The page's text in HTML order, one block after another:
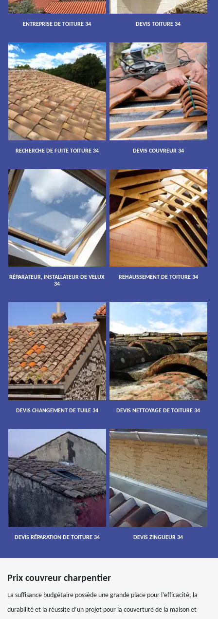
ENTREPRISE DE TOITURE 34 DEVIS TOITURE 34
RECHERCHE DE FUITE TOITURE 34 DEVIS COUVREUR 34
RÉPARATEUR, INSTALLATEUR DE VELUX
34
REHAUSSEMENT DE TOITURE 34
DEVIS CHANGEMENT DE TUILE 34 DEVIS NETTOYAGE DE TOITURE 34
DEVIS RÉPARATION DE TOITURE 34 DEVIS ZINGUEUR 34
Prix couvreur charpentier
La suffisance budgétaire possède une grande place pour l’efficacité, la
durabilité et la réussite d’un projet pour la couverture de la maison et